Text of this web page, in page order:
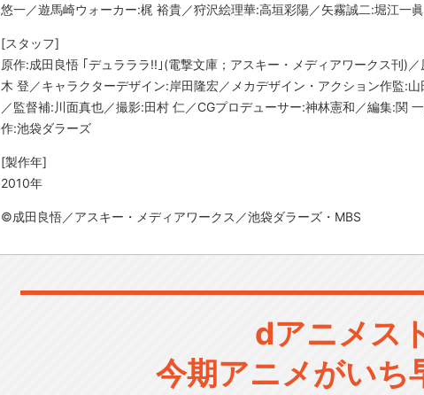
悠一／遊馬崎ウォーカー:梶 裕貴／狩沢絵理華:高垣彩陽／矢霧誠二:堀江一
[スタッフ]
原作:成田良悟 ｢デュラララ!!｣(電撃文庫；アスキー・メディアワークス刊)
木 登／キャラクターデザイン:岸田隆宏／メカデザイン・アクション作監:
／監督補:川面真也／撮影:田村 仁／CGプロデューサー:神林憲和／編集:関
作:池袋ダラーズ
[製作年]
2010年
©成田良悟／アスキー・メディアワークス／池袋ダラーズ・MBS
dアニメス
今期アニメがいち